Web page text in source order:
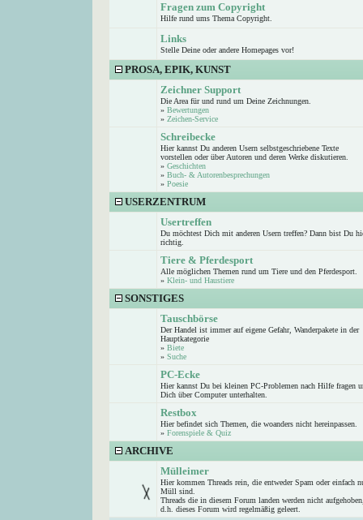
Fragen zum Copyright
Hilfe rund ums Thema Copyright.
Links
Stelle Deine oder andere Homepages vor!
PROSA, EPIK, KUNST
Zeichner Support
Die Area für und rund um Deine Zeichnungen.
» Bewertungen
» Zeichen-Service
Schreibecke
Hier kannst Du anderen Usern selbstgeschriebene Texte
vorstellen oder über Autoren und deren Werke diskutieren.
» Geschichten
» Buch- & Autorenbesprechungen
» Poesie
USERZENTRUM
Usertreffen
Du möchtest Dich mit anderen Usern treffen? Dann bist Du
richtig.
Tiere & Pferdesport
Alle möglichen Themen rund um Tiere und den Pferdesport.
» Klein- und Haustiere
SONSTIGES
Tauschbörse
Der Handel ist immer auf eigene Gefahr, Wanderpakete in der
Hauptkategorie
» Biete
» Suche
PC-Ecke
Hier kannst Du bei kleinen PC-Problemen nach Hilfe fragen
Dich über Computer unterhalten.
Restbox
Hier befindet sich Themen, die woanders nicht hereinpassen.
» Forenspiele & Quiz
ARCHIVE
Mülleimer
Hier kommen Threads rein, die entweder Spam oder einfach
Müll sind.
Threads die in diesem Forum landen werden nicht
d.h. dieses Forum wird regelmäßig geleert.